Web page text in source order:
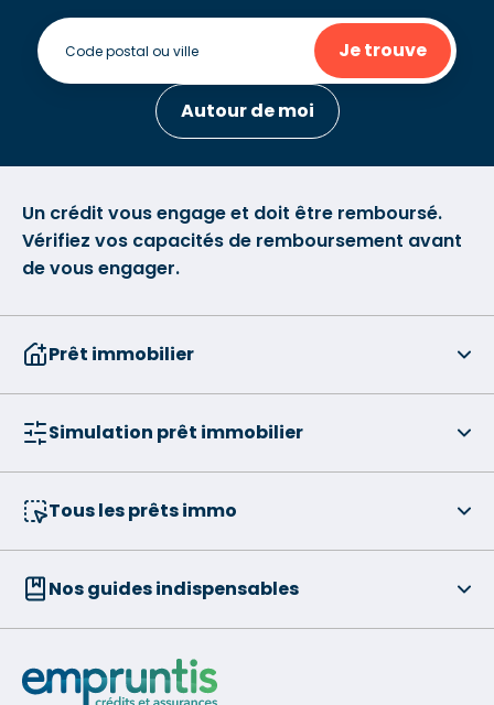
Je trouve
Autour de moi
Un crédit vous engage et doit être remboursé.
Vérifiez vos capacités de remboursement avant
de vous engager.
Prêt immobilier
Simulation prêt immobilier
Tous les prêts immo
Nos guides indispensables